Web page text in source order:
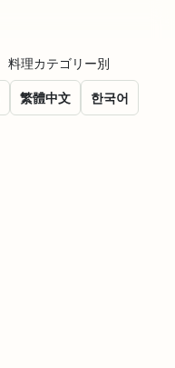
料理カテゴリー別
繁體中文 한국어